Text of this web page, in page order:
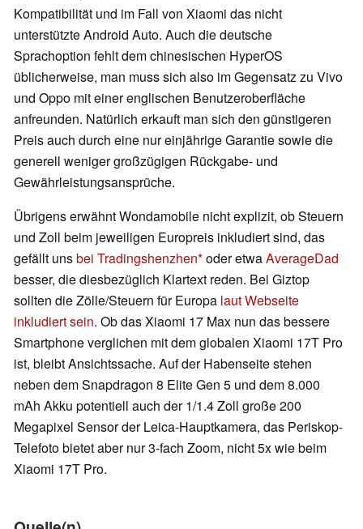
Kompatibilität und im Fall von Xiaomi das nicht
unterstützte Android Auto. Auch die deutsche
Sprachoption fehlt dem chinesischen HyperOS
üblicherweise, man muss sich also im Gegensatz zu Vivo
und Oppo mit einer englischen Benutzeroberfläche
anfreunden. Natürlich erkauft man sich den günstigeren
Preis auch durch eine nur einjährige Garantie sowie die
generell weniger großzügigen Rückgabe- und
Gewährleistungsansprüche.
Übrigens erwähnt Wondamobile nicht explizit, ob Steuern
und Zoll beim jeweiligen Europreis inkludiert sind, das
gefällt unsbei Tradingshenzhen oder etwaAverageDad
besser, die diesbezüglich Klartext reden. Bei Giztop
sollten die Zölle/Steuern für Europa laut Webseite
inkludiert sein. Ob das Xiaomi 17 Max nun das bessere
Smartphone verglichen mit dem globalen Xiaomi 17T Pro
ist, bleibt Ansichtssache. Auf der Habenseite stehen
neben dem Snapdragon 8 Elite Gen 5 und dem 8.000
mAh Akku potentiell auch der 1/1.4 Zoll große 200
Megapixel Sensor der Leica-Hauptkamera, das Periskop-
Telefoto bietet aber nur 3-fach Zoom, nicht 5x wie beim
Xiaomi 17T Pro.